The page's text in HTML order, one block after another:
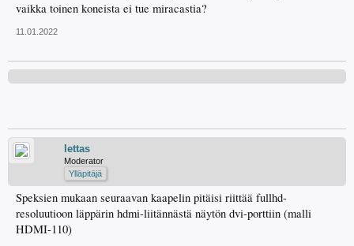
vaikka toinen koneista ei tue miracastia?
11.01.2022
lettas
Moderator
Ylläpitäjä
Speksien mukaan seuraavan kaapelin pitäisi riittää fullhd-
resoluutioon läppärin hdmi-liitännästä näytön dvi-porttiin (malli
HDMI-110)